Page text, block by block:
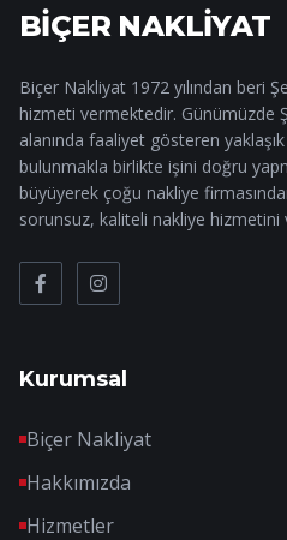
BİÇER NAKLİYAT
Biçer Nakliyat 1972 yılından beri
hizmeti vermektedir. Günümüzde
alanında faaliyet gösteren
bulunmakla birlikte işini doğru
büyüyerek çoğu nakliye
sorunsuz, kaliteli nakliye
Kurumsal
Biçer Nakliyat
Hakkımızda
Hizmetler